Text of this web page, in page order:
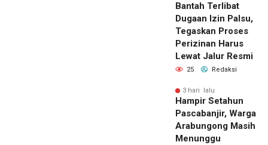
Bantah Terlibat
Dugaan Izin Palsu,
Tegaskan Proses
Perizinan Harus
Lewat Jalur Resmi
25 Redaksi
3 hari lalu
Hampir Setahun
Pascabanjir, Warga
Arabungong Masih
Menunggu